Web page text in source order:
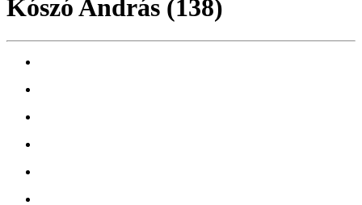
Kószó András (138)